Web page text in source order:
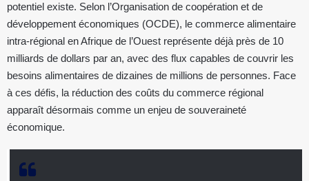
potentiel existe. Selon l’Organisation de coopération et de
développement économiques (OCDE), le commerce alimentaire
intra-régional en Afrique de l’Ouest représente déjà près de 10
milliards de dollars par an, avec des flux capables de couvrir les
besoins alimentaires de dizaines de millions de personnes. Face
à ces défis, la réduction des coûts du commerce régional
apparaît désormais comme un enjeu de souveraineté
économique.